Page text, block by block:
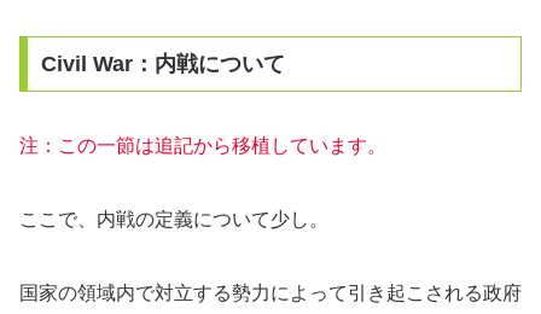
Civil War：内戦について
注：この一節は追記から移植しています。
ここで、内戦の定義について少し。
国家の領域内で対立する勢力によって引き起こされる政府